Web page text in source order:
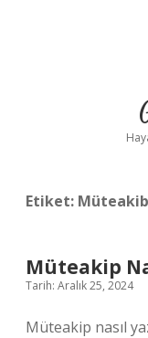
Etiket:
Müteakip
Tarih: Aralık 25, 2024
Müteakip nasıl